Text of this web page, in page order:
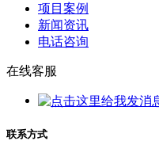
项目案例
新闻资讯
电话咨询
在线客服
联系方式